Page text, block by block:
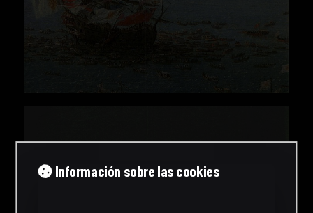
Información sobre las cookies